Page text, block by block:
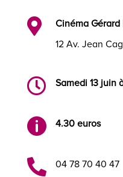

Cinéma Gérard
12 Av. Jean
 Samedi 13 juin
 4.30 euros
 04 78 70 40 47